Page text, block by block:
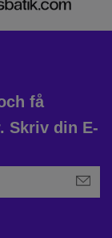
få
Skriv din E-